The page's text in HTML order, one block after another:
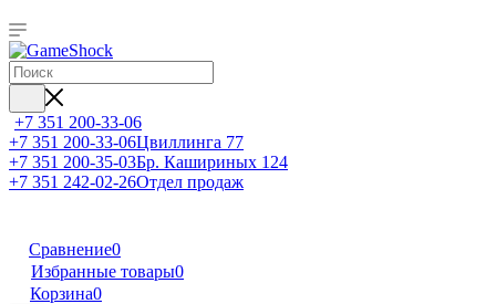
+7 351 200-33-06
+7 351 200-33-06Цвиллинга 77
+7 351 200-35-03Бр. Кашириных 124
+7 351 242-02-26Отдел продаж
Сравнение0
Избранные товары0
Корзина0